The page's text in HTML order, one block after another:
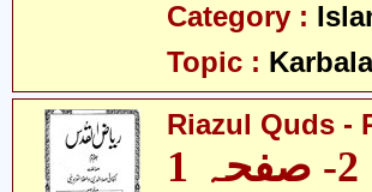
Category :
Topic : Karbala
Riazul Quds -
ریاض القدس - حصّہ 2- صفحہ 1